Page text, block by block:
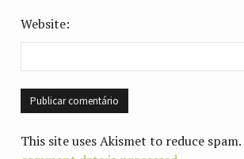
Website:
This site uses Akismet to reduce spam.